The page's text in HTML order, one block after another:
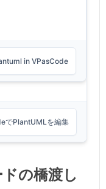
in VPasCode
でPlantUMLを編集
の橋渡し